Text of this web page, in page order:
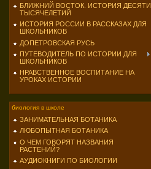
БЛИЖНИЙ ВОСТОК. ИСТОРИЯ ДЕСЯТИ
ТЫСЯЧЕЛЕТИЙ
ИСТОРИЯ РОССИИ В РАССКАЗАХ ДЛЯ
ШКОЛЬНИКОВ
ДОПЕТРОВСКАЯ РУСЬ
ПУТЕВОДИТЕЛЬ ПО ИСТОРИИ ДЛЯ
ШКОЛЬНИКОВ
НРАВСТВЕННОЕ ВОСПИТАНИЕ НА
УРОКАХ ИСТОРИИ
биология в школе
ЗАНИМАТЕЛЬНАЯ БОТАНИКА
ЛЮБОПЫТНАЯ БОТАНИКА
О ЧЕМ ГОВОРЯТ НАЗВАНИЯ
РАСТЕНИЙ?
АУДИОКНИГИ ПО БИОЛОГИИ